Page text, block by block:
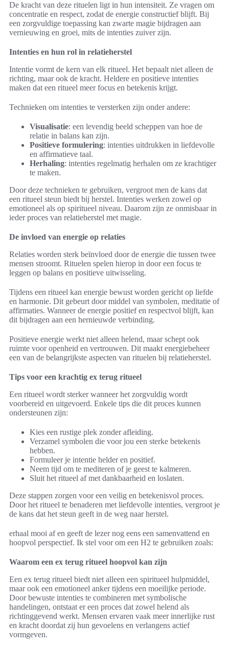
De kracht van deze rituelen ligt in hun intensiteit. Ze vragen om
concentratie en respect, zodat de energie constructief blijft. Bij
een zorgvuldige toepassing kan zwarte magie bijdragen aan
vernieuwing en groei, mits de intenties zuiver zijn.
Intenties en hun rol in relatieherstel
Intentie vormt de kern van elk ritueel. Het bepaalt niet alleen de
richting, maar ook de kracht. Heldere en positieve intenties
maken dat een ritueel meer focus en betekenis krijgt.
Technieken om intenties te versterken zijn onder andere:
Visualisatie: een levendig beeld scheppen van hoe de
relatie in balans kan zijn.
Positieve formulering: intenties uitdrukken in liefdevolle
en affirmatieve taal.
Herhaling: intenties regelmatig herhalen om ze krachtiger
te maken.
Door deze technieken te gebruiken, vergroot men de kans dat
een ritueel steun biedt bij herstel. Intenties werken zowel op
emotioneel als op spiritueel niveau. Daarom zijn ze onmisbaar in
ieder proces van relatieherstel met magie.
De invloed van energie op relaties
Relaties worden sterk beïnvloed door de energie die tussen twee
mensen stroomt. Rituelen spelen hierop in door een focus te
leggen op balans en positieve uitwisseling.
Tijdens een ritueel kan energie bewust worden gericht op liefde
en harmonie. Dit gebeurt door middel van symbolen, meditatie of
affirmaties. Wanneer de energie positief en respectvol blijft, kan
dit bijdragen aan een hernieuwde verbinding.
Positieve energie werkt niet alleen helend, maar schept ook
ruimte voor openheid en vertrouwen. Dit maakt energiebeheer
een van de belangrijkste aspecten van rituelen bij relatieherstel.
Tips voor een krachtig ex terug ritueel
Een ritueel wordt sterker wanneer het zorgvuldig wordt
voorbereid en uitgevoerd. Enkele tips die dit proces kunnen
ondersteunen zijn:
Kies een rustige plek zonder afleiding.
Verzamel symbolen die voor jou een sterke betekenis
hebben.
Formuleer je intentie helder en positief.
Neem tijd om te mediteren of je geest te kalmeren.
Sluit het ritueel af met dankbaarheid en loslaten.
Deze stappen zorgen voor een veilig en betekenisvol proces.
Door het ritueel te benaderen met liefdevolle intenties, vergroot je
de kans dat het steun geeft in de weg naar herstel.
erhaal mooi af en geeft de lezer nog eens een samenvattend en
hoopvol perspectief. Ik stel voor om een H2 te gebruiken zoals:
Waarom een ex terug ritueel hoopvol kan zijn
Een ex terug ritueel biedt niet alleen een spiritueel hulpmiddel,
maar ook een emotioneel anker tijdens een moeilijke periode.
Door bewuste intenties te combineren met symbolische
handelingen, ontstaat er een proces dat zowel helend als
richtinggevend werkt. Mensen ervaren vaak meer innerlijke rust
en kracht doordat zij hun gevoelens en verlangens actief
vormgeven.